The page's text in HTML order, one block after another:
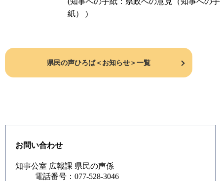
紙） )
県民の声ひろば＜お知らせ＞一覧
お問い合わせ
知事公室 広報課 県民の声係
電話番号：077-528-3046